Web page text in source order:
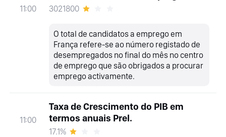
11:00 3021800
O total de candidatos a emprego em
França refere-se ao número registado de
desempregados no final do mês no centro
de emprego que são obrigados a procurar
emprego activamente.
11:00
Taxa de Crescimento do PIB em
termos anuais Prel.
17.1%